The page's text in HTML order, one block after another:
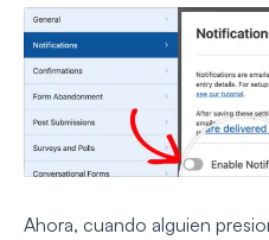
Ahora, cuando alguien